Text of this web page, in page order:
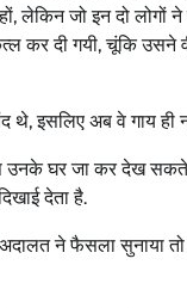
लेकिन जो इन दो लोगों
कर दी गयी, चूंकि उसने
इसलिए अब वे गाय ही
उनके घर जा कर देख
देता है.
ने फैसला सुनाया